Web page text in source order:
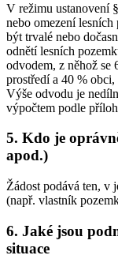
V režimu ustanovení
nebo omezení
být trvalé nebo
odnětí lesních
odvodem, z něhož
prostředí a 40 %
Výše odvodu je
výpočtem podle
5. Kdo je
apod.)
Žádost podává ten, v
(např. vlastník
6. Jaké jsou
situace